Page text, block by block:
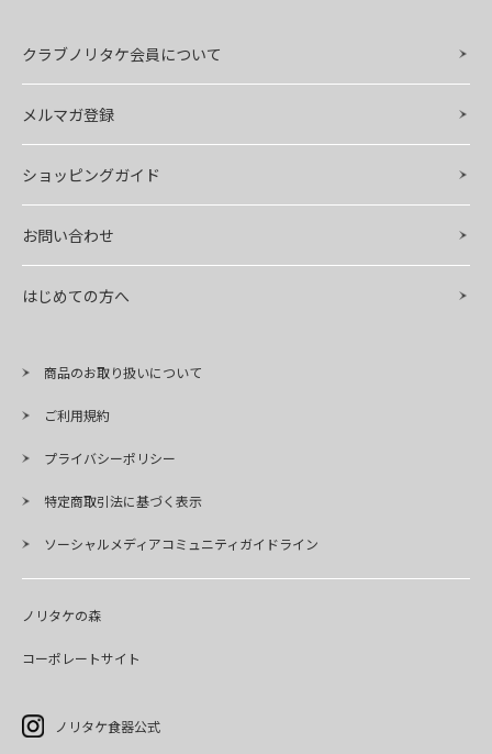
クラブノリタケ会員について
メルマガ登録
ショッピングガイド
お問い合わせ
はじめての方へ
商品のお取り扱いについて
ご利用規約
プライバシーポリシー
特定商取引法に基づく表示
ソーシャルメディアコミュニティガイドライン
ノリタケの森
コーポレートサイト
ノリタケ食器公式